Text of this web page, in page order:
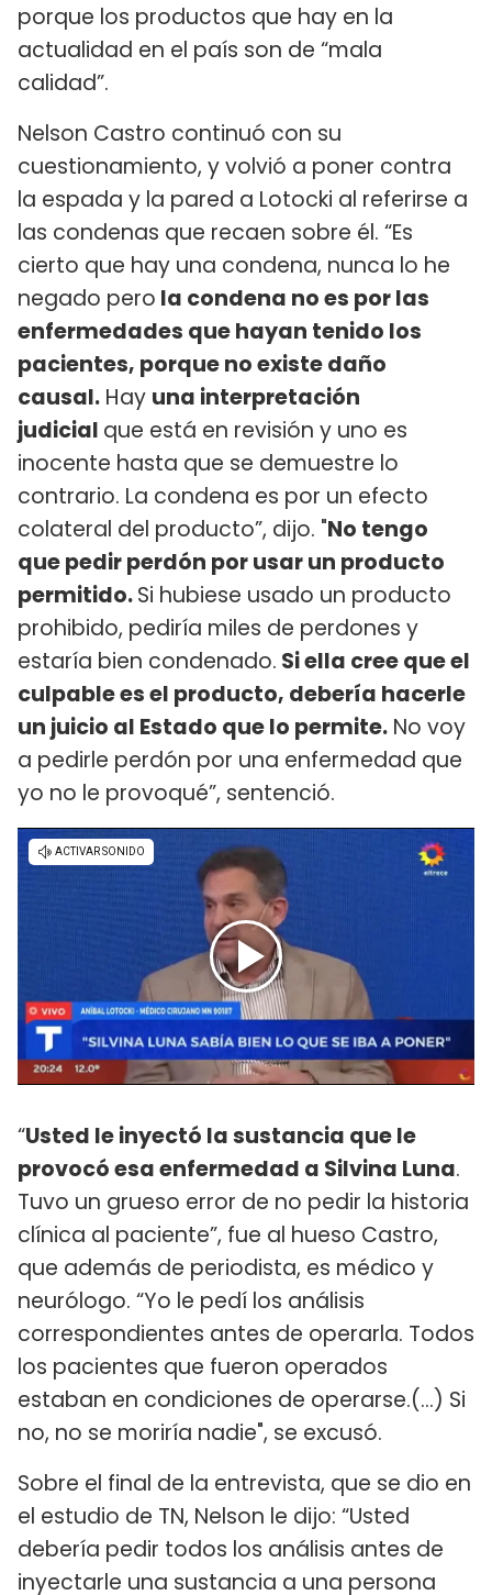
porque los productos que hay en la
actualidad en el país son de “mala
calidad”.
Nelson Castro continuó con su
cuestionamiento, y volvió a poner contra
la espada y la pared a Lotocki al referirse a
las condenas que recaen sobre él. “Es
cierto que hay una condena, nunca lo he
negado pero la condena no es por las
enfermedades que hayan tenido los
pacientes, porque no existe daño
causal. Hay una interpretación
judicial que está en revisión y uno es
inocente hasta que se demuestre lo
contrario. La condena es por un efecto
colateral del producto”, dijo. "No tengo
que pedir perdón por usar un producto
permitido.Si hubiese usado un producto
prohibido, pediría miles de perdones y
estaría bien condenado. Si ella cree que el
culpable es el producto, debería hacerle
un juicio al Estado que lo permite. No voy
a pedirle perdón por una enfermedad que
yo no le provoqué”, sentenció.
“Usted le inyectó la sustancia que le
provocó esa enfermedad a Silvina Luna.
Tuvo un grueso error de no pedir la historia
clínica al paciente”, fue al hueso Castro,
que además de periodista, es médico y
neurólogo. “Yo le pedí los análisis
correspondientes antes de operarla. Todos
los pacientes que fueron operados
estaban en condiciones de operarse.(...) Si
no, no se moriría nadie", se excusó.
Sobre el final de la entrevista, que se dio en
el estudio de TN, Nelson le dijo: “Usted
debería pedir todos los análisis antes de
inyectarle una sustancia a una persona